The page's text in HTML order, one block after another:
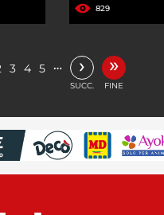
829
3 4 5 … ›
SUCC.
»
FINE